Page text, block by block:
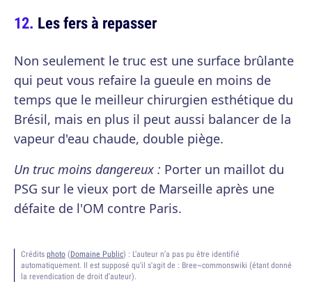
Les fers à repasser
Non seulement le truc est une surface brûlante
qui peut vous refaire la gueule en moins de
temps que le meilleur chirurgien esthétique du
Brésil, mais en plus il peut aussi balancer de la
vapeur d'eau chaude, double piège.
Un truc moins dangereux : Porter un maillot du
PSG sur le vieux port de Marseille après une
défaite de l'OM contre Paris.
Crédits photo (Domaine Public) : L’auteur n’a pas pu être identifié
automatiquement. Il est supposé qu'il s'agit de : Bree~commonswiki (étant donné
la revendication de droit d’auteur).